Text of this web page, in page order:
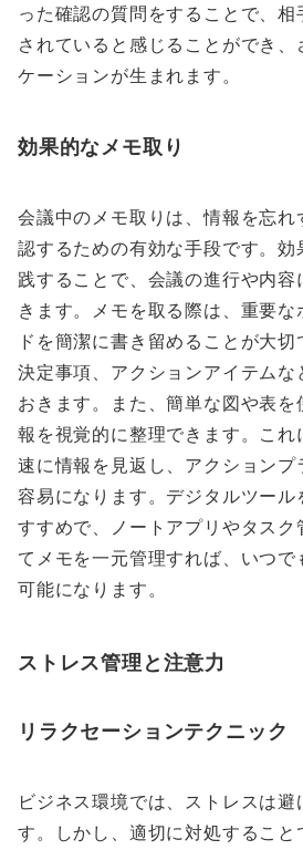
った確認の質問をすることで、
されていると感じることができ、
ケーションが生まれます。
効果的なメモ取り
会議中のメモ取りは、情報を忘れ
認するための有効な手段です。効
践することで、会議の進行や内
きます。メモを取る際は、重要
ドを簡潔に書き留めることが大
決定事項、アクションアイテムな
おきます。また、簡単な図や表
報を視覚的に整理できます。これ
速に情報を見返し、アクション
容易になります。デジタルツール
すすめで、ノートアプリやタスク
てメモを一元管理すれば、いつで
可能になります。
ストレス管理と注意力
リラクセーションテクニック
ビジネス環境では、ストレスは
す。しかし、適切に対処すること